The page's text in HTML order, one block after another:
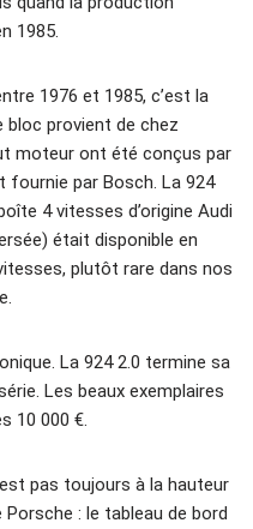
1985.
1976 et 1985, c’est la
bloc provient de chez
moteur ont été conçus par
fournie par Bosch. La 924
4 vitesses d’origine Audi
était disponible en
plutôt rare dans nos
La 924 2.0 termine sa
Les beaux exemplaires
10 000 €.
pas toujours à la hauteur
Porsche : le tableau de bord